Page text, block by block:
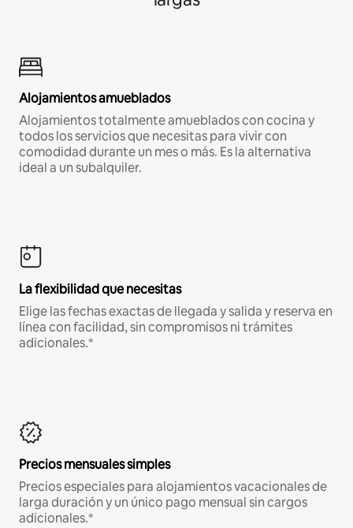
Alojamientos amueblados
Alojamientos totalmente amueblados con cocina y
todos los servicios que necesitas para vivir con
comodidad durante un mes o más. Es la alternativa
ideal a un subalquiler.
La flexibilidad que necesitas
Elige las fechas exactas de llegada y salida y reserva en
línea con facilidad, sin compromisos ni trámites
adicionales.*
Precios mensuales simples
Precios especiales para alojamientos vacacionales de
larga duración y un único pago mensual sin cargos
adicionales.*